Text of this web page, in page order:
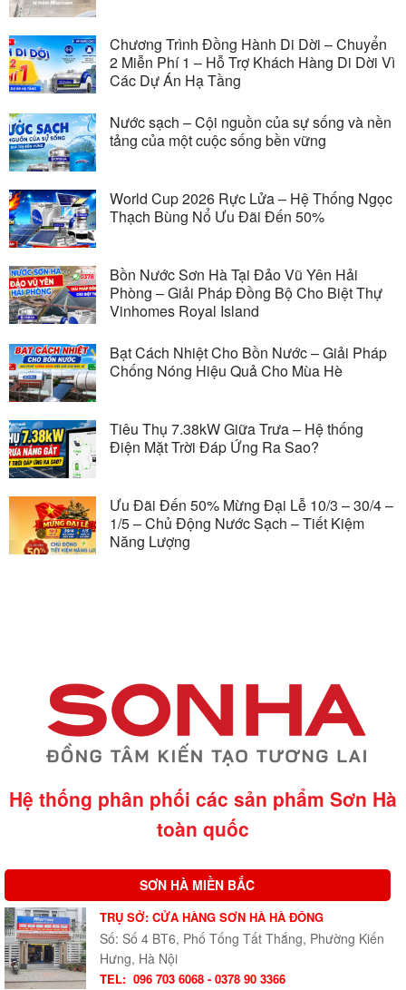
Chương Trình Đồng Hành Di Dời – Chuyển
2 Miễn Phí 1 – Hỗ Trợ Khách Hàng Di Dời Vì
Các Dự Án Hạ Tầng
Nước sạch – Cội nguồn của sự sống và nền
tảng của một cuộc sống bền vững
World Cup 2026 Rực Lửa – Hệ Thống Ngọc
Thạch Bùng Nổ Ưu Đãi Đến 50%
Bồn Nước Sơn Hà Tại Đảo Vũ Yên Hải
Phòng – Giải Pháp Đồng Bộ Cho Biệt Thự
Vinhomes Royal Island
Bạt Cách Nhiệt Cho Bồn Nước – Giải Pháp
Chống Nóng Hiệu Quả Cho Mùa Hè
Tiêu Thụ 7.38kW Giữa Trưa – Hệ thống
Điện Mặt Trời Đáp Ứng Ra Sao?
Ưu Đãi Đến 50% Mừng Đại Lễ 10/3 – 30/4 –
1/5 – Chủ Động Nước Sạch – Tiết Kiệm
Năng Lượng
Hệ thống phân phối các sản phẩm Sơn Hà
toàn quốc
SƠN HÀ MIỀN BẮC
TRỤ SỞ: CỬA HÀNG SƠN HÀ HÀ ĐÔNG
Số: Số 4 BT6, Phố Tống Tất Thắng, Phường Kiến
Hưng, Hà Nội
TEL: 096 703 6068 - 0378 90 3366